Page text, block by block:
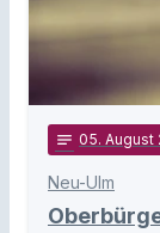
notes 05. August
Neu-Ulm